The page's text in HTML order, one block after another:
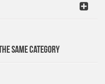
SAME CATEGORY